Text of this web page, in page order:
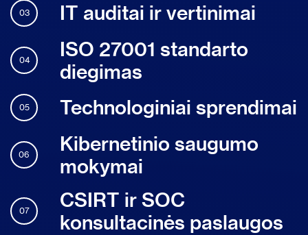
03 IT auditai ir vertinimai
04
ISO 27001 standarto
diegimas
05 Technologiniai sprendimai
06
Kibernetinio saugumo
mokymai
07
CSIRT ir SOC
konsultacinės paslaugos